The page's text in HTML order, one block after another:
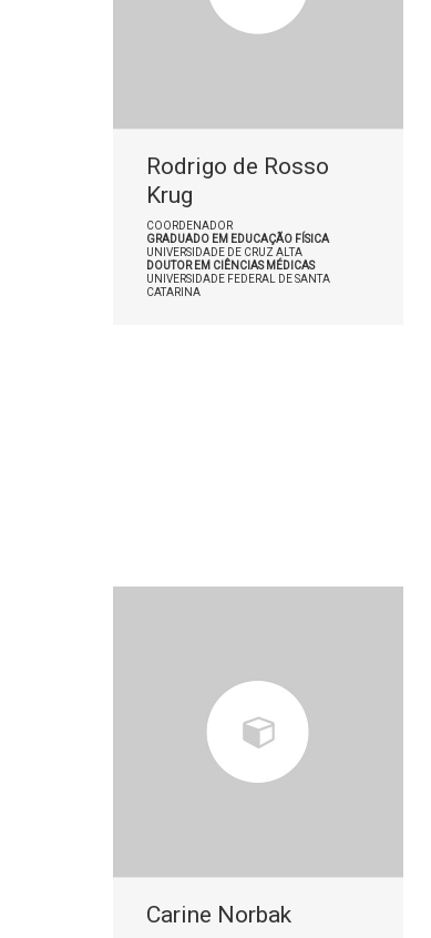
Rodrigo de Rosso
Krug
COORDENADOR
GRADUADO EM EDUCAÇÃO FÍSICA
UNIVERSIDADE DE CRUZ ALTA
DOUTOR EM CIÊNCIAS MÉDICAS
UNIVERSIDADE FEDERAL DE SANTA
CATARINA
Carine Norbak